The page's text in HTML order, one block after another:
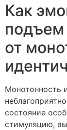
Как
подъем
от
Монотонность
состояние
стимуляцию,